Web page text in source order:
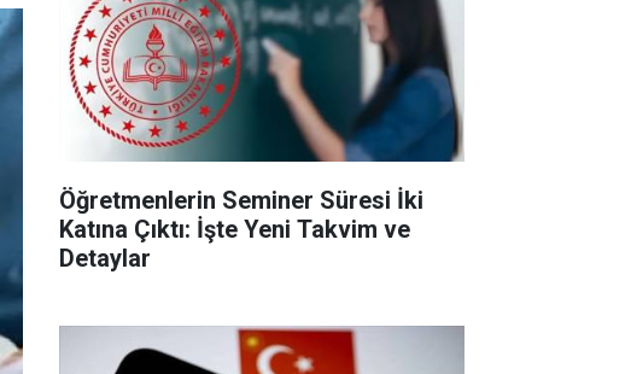
Öğretmenlerin Seminer Süresi İki
Katına Çıktı: İşte Yeni Takvim ve
Detaylar